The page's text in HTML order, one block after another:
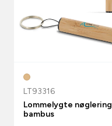
LT93316
Lommelygte nøglering
bambus